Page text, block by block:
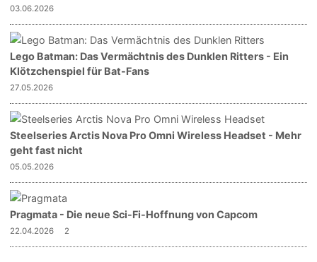
03.06.2026
Lego Batman: Das Vermächtnis des Dunklen Ritters - Ein
Klötzchenspiel für Bat-Fans
27.05.2026
Steelseries Arctis Nova Pro Omni Wireless Headset - Mehr
geht fast nicht
05.05.2026
Pragmata - Die neue Sci-Fi-Hoffnung von Capcom
22.04.2026 2